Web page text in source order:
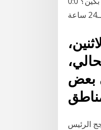
بعض
أجج الرئيس